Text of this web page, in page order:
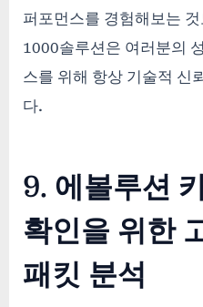
퍼포먼스를 경험해보는
1000솔루션은 여러분의
스를 위해 항상 기술적 신
다.
9. 에볼루션
확인을 위한
패킷 분석